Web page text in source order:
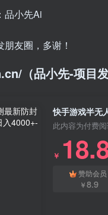
品小先Ai
友圈，多谢！
（品小先-项目发
此内容为付费
￥
赞助会员
￥8.9